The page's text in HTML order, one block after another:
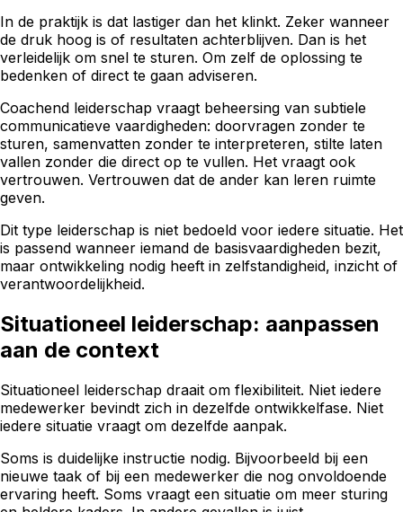
In de praktijk is dat lastiger dan het klinkt. Zeker wanneer
de druk hoog is of resultaten achterblijven. Dan is het
verleidelijk om snel te sturen. Om zelf de oplossing te
bedenken of direct te gaan adviseren.
Coachend leiderschap vraagt beheersing van subtiele
communicatieve vaardigheden: doorvragen zonder te
sturen, samenvatten zonder te interpreteren, stilte laten
vallen zonder die direct op te vullen. Het vraagt ook
vertrouwen. Vertrouwen dat de ander kan leren ruimte
geven.
Dit type leiderschap is niet bedoeld voor iedere situatie. Het
is passend wanneer iemand de basisvaardigheden bezit,
maar ontwikkeling nodig heeft in zelfstandigheid, inzicht of
verantwoordelijkheid.
Situationeel leiderschap: aanpassen
aan de context
Situationeel leiderschap draait om flexibiliteit. Niet iedere
medewerker bevindt zich in dezelfde ontwikkelfase. Niet
iedere situatie vraagt om dezelfde aanpak.
Soms is duidelijke instructie nodig. Bijvoorbeeld bij een
nieuwe taak of bij een medewerker die nog onvoldoende
ervaring heeft. Soms vraagt een situatie om meer sturing